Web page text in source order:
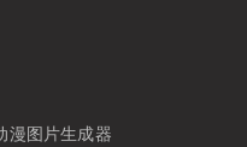
图片生成器